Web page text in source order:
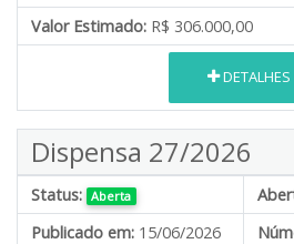
Valor Estimado: R$ 306.000,00
DETALHES
Dispensa 27/2026
Status: Aberta
Publicado em: 15/06/2026